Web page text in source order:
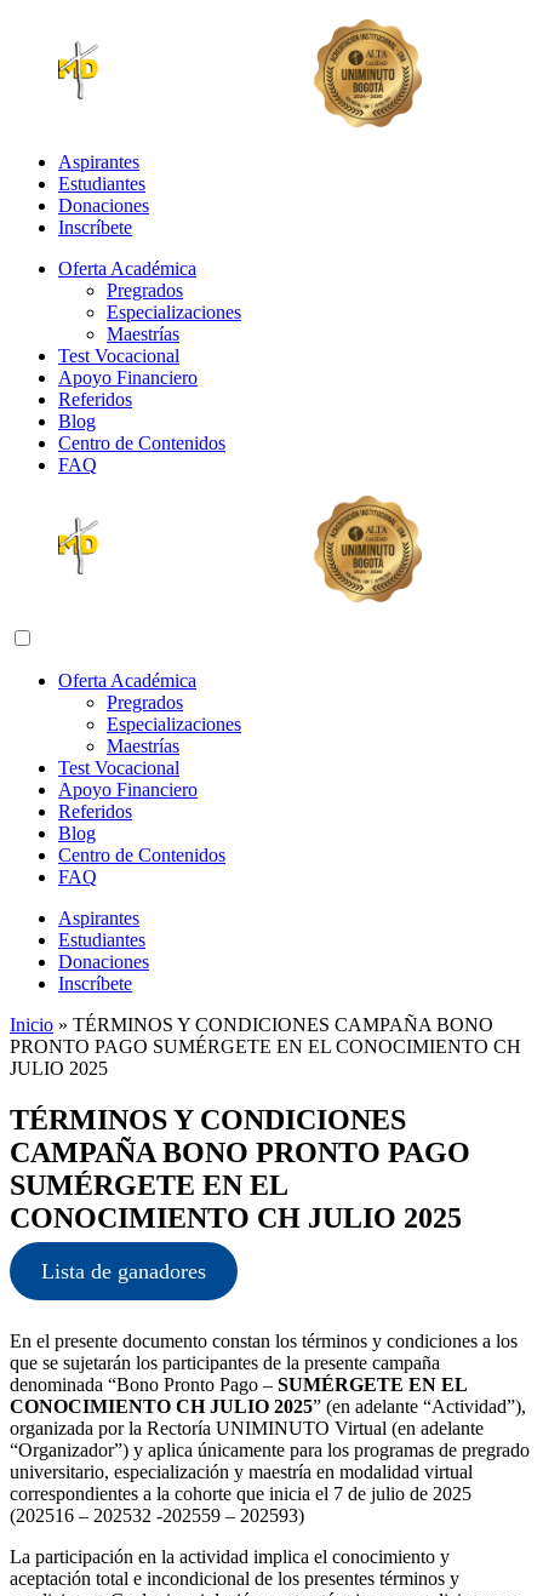
Aspirantes
Estudiantes
Donaciones
Inscríbete
Oferta Académica
Pregrados
Especializaciones
Maestrías
Test Vocacional
Apoyo Financiero
Referidos
Blog
Centro de Contenidos
FAQ
Abrir menú de navegación
Oferta Académica
Pregrados
Especializaciones
Maestrías
Test Vocacional
Apoyo Financiero
Referidos
Blog
Centro de Contenidos
FAQ
Aspirantes
Estudiantes
Donaciones
Inscríbete
Inicio » TÉRMINOS Y CONDICIONES CAMPAÑA BONO
PRONTO PAGO SUMÉRGETE EN EL CONOCIMIENTO CH
JULIO 2025
TÉRMINOS Y CONDICIONES
CAMPAÑA BONO PRONTO PAGO
SUMÉRGETE EN EL
CONOCIMIENTO CH JULIO 2025
Lista de ganadores
En el presente documento constan los términos y condiciones a los
que se sujetarán los participantes de la presente campaña
denominada “Bono Pronto Pago – SUMÉRGETE EN EL
CONOCIMIENTO CH JULIO 2025” (en adelante “Actividad”),
organizada por la Rectoría UNIMINUTO Virtual (en adelante
“Organizador”) y aplica únicamente para los programas de pregrado
universitario, especialización y maestría en modalidad virtual
correspondientes a la cohorte que inicia el 7 de julio de 2025
(202516 – 202532 -202559 – 202593)
La participación en la actividad implica el conocimiento y
aceptación total e incondicional de los presentes términos y